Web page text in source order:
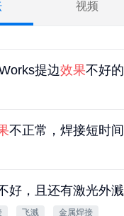
视频
提边效果不好
不正常，焊接短时
好，且还有激光外溅
飞溅 金属焊接